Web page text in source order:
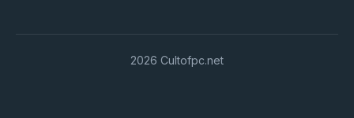
2026 Cultofpc.net